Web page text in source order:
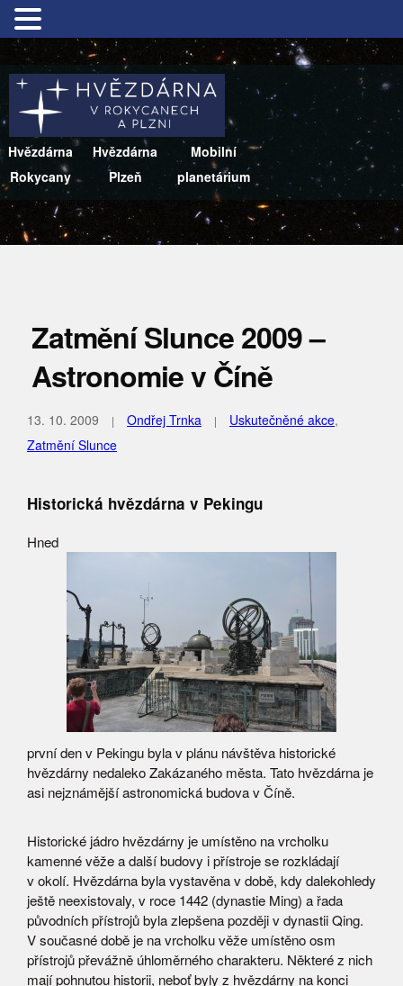
Hvězdárna
Rokycany
Hvězdárna
Plzeň
Mobilní
planetárium
Zatmění Slunce 2009 –
Astronomie v Číně
13. 10. 2009 Ondřej Trnka Uskutečněné akce,
Zatmění Slunce
Historická hvězdárna v Pekingu
Hned
první den v Pekingu byla v plánu návštěva historické
hvězdárny nedaleko Zakázaného města. Tato hvězdárna je
asi nejznámější astronomická budova v Číně.
Historické jádro hvězdárny je umístěno na vrcholku
kamenné věže a další budovy i přístroje se rozkládají
v okolí. Hvězdárna byla vystavěna v době, kdy dalekohledy
ještě neexistovaly, v roce 1442 (dynastie Ming) a řada
původních přístrojů byla zlepšena později v dynastii Qing.
V současné době je na vrcholku věže umístěno osm
přístrojů převážně úhloměrného charakteru. Některé z nich
mají pohnutou historii, neboť byly z hvězdárny na konci